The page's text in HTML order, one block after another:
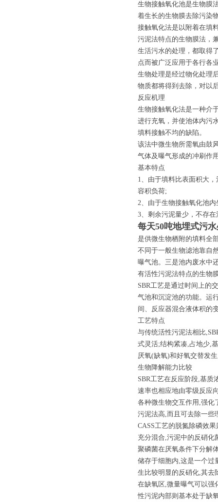
生物接触氧化池是生物膜
着生长的生物膜去除污染
接触氧化法是以附着在填
污泥法特点的生物膜法，
生活污水的处理，都取得
点而被广泛应用于各行各
生物处理是经过物化处理
物质都将得到去除，对以
反应机理
生物接触氧化法是一种介
进行充氧，并使池体内污
填料接触不均的缺陷。
该法中微生物所需氧由鼓
气体及曝气形成的冲刷作
基本特点
1、由于填料比表面积大
容积负荷;
2、由于生物接触氧化池
3、剩余污泥量少，不存
每天50吨地埋式污
是供微生物栖附的填料全
不同于一般生物滤池靠自
曝气池。三是池内废水中
有活性污泥法特点的生物
SBR工艺是通过时间上的
气池和沉淀池的功能。运
间、反应器混合液体积的
工艺特点
与传统活性污泥法相比
式灵活;结构紧凑,占地少,
厌氧(缺氧)和好氧交替发
生物降解能力比较
SBR工艺在反应阶段,基质
速率也相应地由零级反应
各种微生物交互作用,强化
污泥法高,而且可去除一些
CASS工艺的脱氮除磷效
充分混合,污泥中的反硝化
聚磷菌在厌氧条件下分解
储存于细胞内,这是一个过
生比较明显的反硝化,其去
在缺氧区,微量曝气可以强
性污泥内部则基本处于缺